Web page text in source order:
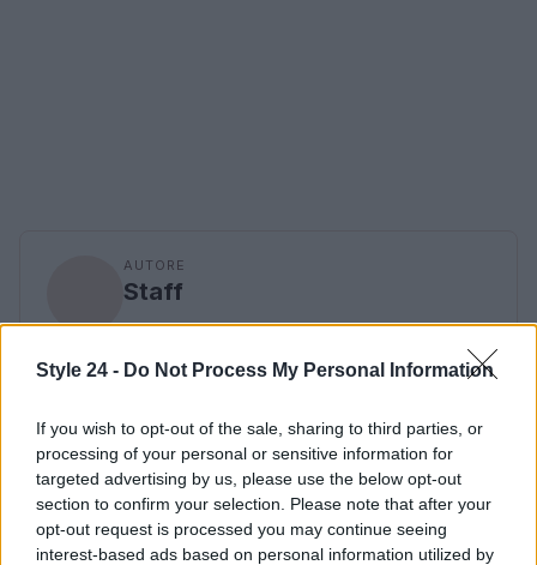
Style 24 - Do Not Process My Personal Information
If you wish to opt-out of the sale, sharing to third parties, or
processing of your personal or sensitive information for
targeted advertising by us, please use the below opt-out
section to confirm your selection. Please note that after your
opt-out request is processed you may continue seeing
interest-based ads based on personal information utilized by
AUTORE
Staff